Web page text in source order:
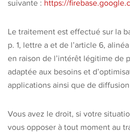
suivante : https://
Le traitement est effectué sur la
p. 1, lettre a et de l’article 6,
en raison de l’intérêt légitime de
adaptée aux besoins et
applications ainsi que de
Vous avez le droit, si votre
vous opposer à tout moment au